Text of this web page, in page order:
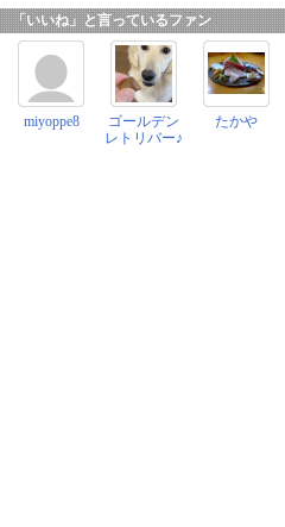
「いいね」と言っているファン
miyoppe8
ゴールデン
レトリバー♪
たかや